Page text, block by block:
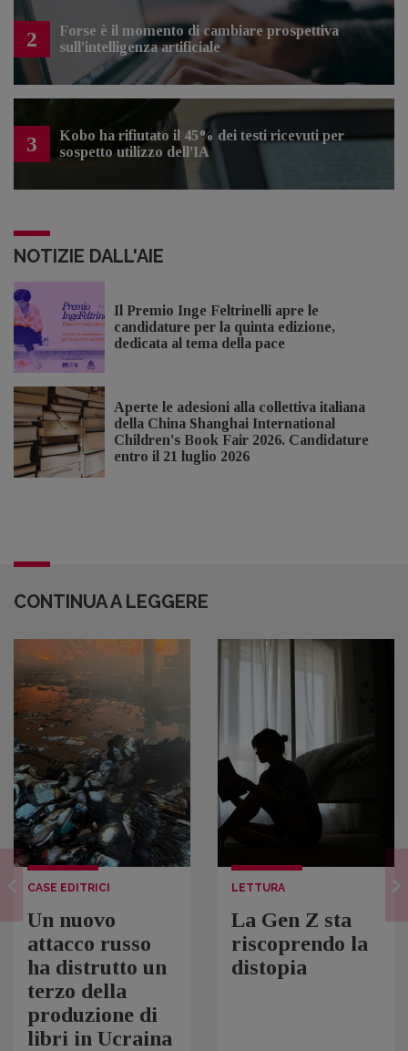
2
Forse è il momento di cambiare prospettiva
sull’intelligenza artificiale
3
Kobo ha rifiutato il 45% dei testi ricevuti per
sospetto utilizzo dell’IA
NOTIZIE DALL'AIE
Il Premio Inge Feltrinelli apre le
candidature per la quinta edizione,
dedicata al tema della pace
Aperte le adesioni alla collettiva italiana
della China Shanghai International
Children's Book Fair 2026. Candidature
entro il 21 luglio 2026
CONTINUA A LEGGERE
CASE EDITRICI
Un nuovo
attacco russo
ha distrutto un
terzo della
produzione di
libri in Ucraina
LETTURA
La Gen Z sta
riscoprendo la
distopia